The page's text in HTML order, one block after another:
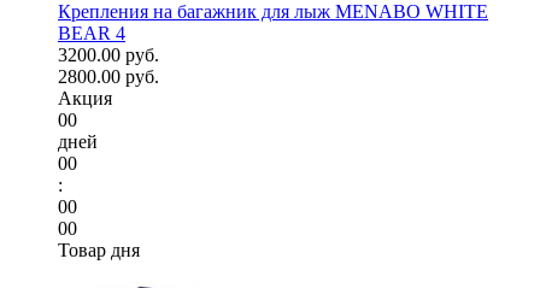
Крепления на багажник для лыж MENABO WHITE
BEAR 4
3200.00 руб.
2800.00 руб.
Акция
00
дней
00
:
00
00
Товар дня